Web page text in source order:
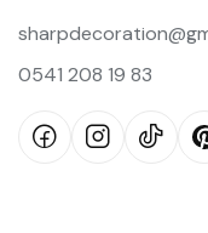
0541 208 19 83